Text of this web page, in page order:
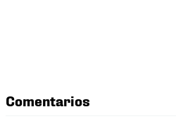
Comentarios